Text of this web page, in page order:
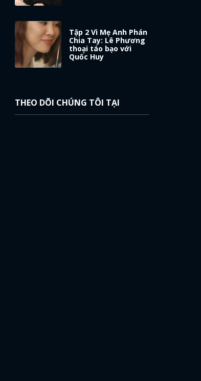
Tập 2 Vì Mẹ Anh Phán
Chia Tay: Lê Phương
thoại táo bạo với
Quốc Huy
THEO DÕI CHÚNG TÔI TẠI